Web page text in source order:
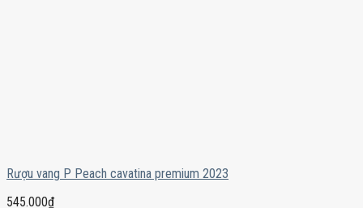
Rượu vang P Peach cavatina premium 2023
545.000₫